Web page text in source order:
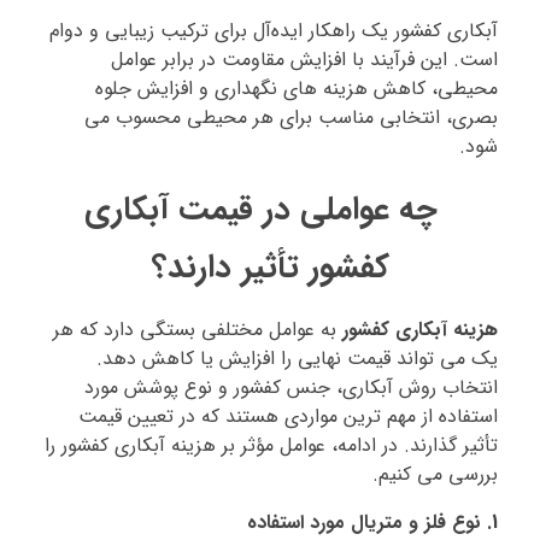
آبکاری کفشور یک راهکار ایده‌آل برای ترکیب زیبایی و دوام
است. این فرآیند با افزایش مقاومت در برابر عوامل
محیطی، کاهش هزینه‌ های نگهداری و افزایش جلوه
بصری، انتخابی مناسب برای هر محیطی محسوب می‌
شود.
چه عواملی در قیمت آبکاری
کفشور تأثیر دارند؟
هزینه آبکاری کفشور به عوامل مختلفی بستگی دارد که هر
یک می‌ تواند قیمت نهایی را افزایش یا کاهش دهد.
انتخاب روش آبکاری، جنس کفشور و نوع پوشش مورد
استفاده از مهم‌ ترین مواردی هستند که در تعیین قیمت
تأثیر گذارند. در ادامه، عوامل مؤثر بر هزینه آبکاری کفشور را
بررسی می‌ کنیم.
1. نوع فلز و متریال مورد استفاده